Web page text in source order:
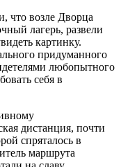
что возле Дворца
лагерь, развели
картинку.
придуманного
любопытного
себя в
дистанция, почти
спряталось в
маршрута